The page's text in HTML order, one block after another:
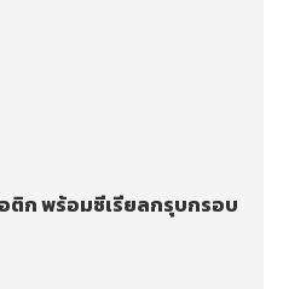
อติก พร้อมซีเรียลกรุบกรอบ